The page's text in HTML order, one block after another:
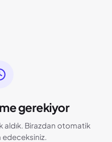
gerekiyor
aldık. Birazdan otomatik